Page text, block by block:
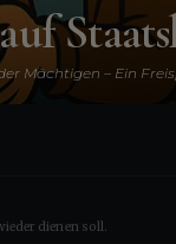
Mächtigen – Ein
oder deren
dienen soll.